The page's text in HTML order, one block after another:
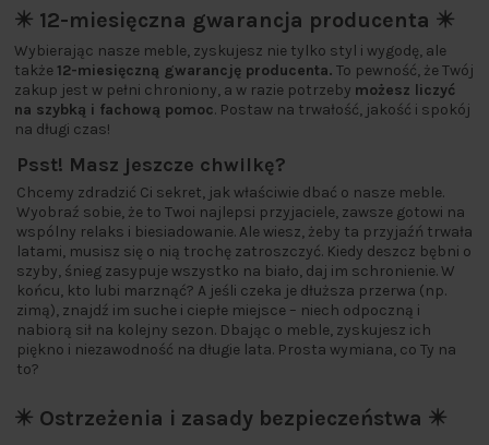
✴️ 12-miesięczna gwarancja producenta ✴️
Wybierając nasze meble, zyskujesz nie tylko styl i wygodę, ale
także 12-miesięczną gwarancję producenta. To pewność, że Twój
zakup jest w pełni chroniony, a w razie potrzeby możesz liczyć
na szybką i fachową pomoc. Postaw na trwałość, jakość i spokój
na długi czas!
Psst! Masz jeszcze chwilkę?
Chcemy zdradzić Ci sekret, jak właściwie dbać o nasze meble.
Wyobraź sobie, że to Twoi najlepsi przyjaciele, zawsze gotowi na
wspólny relaks i biesiadowanie. Ale wiesz, żeby ta przyjaźń trwała
latami, musisz się o nią trochę zatroszczyć. Kiedy deszcz bębni o
szyby, śnieg zasypuje wszystko na biało, daj im schronienie. W
końcu, kto lubi marznąć? A jeśli czeka je dłuższa przerwa (np.
zimą), znajdź im suche i ciepłe miejsce – niech odpoczną i
nabiorą sił na kolejny sezon. Dbając o meble, zyskujesz ich
piękno i niezawodność na długie lata. Prosta wymiana, co Ty na
to?
✴️ Ostrzeżenia i zasady bezpieczeństwa ✴️